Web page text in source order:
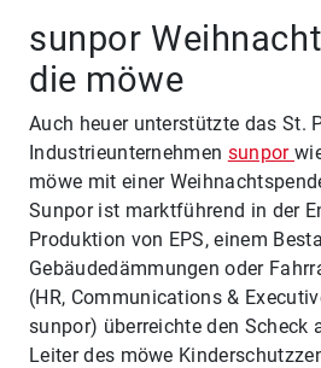
sunpor
die möwe
Auch heuer unterstützte das St.
Industrieunternehmen sunpor
möwe mit einer
Sunpor ist marktführend in der
Produktion von EPS, einem
Gebäudedämmungen oder
(HR, Communications &
sunpor) überreichte den Scheck
Leiter des möwe